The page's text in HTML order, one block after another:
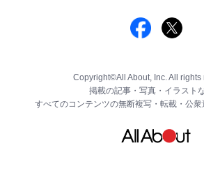
Copyright©All About, Inc. All rights
掲載の記事・写真・イラストな
すべてのコンテンツの無断複写・転載・公衆